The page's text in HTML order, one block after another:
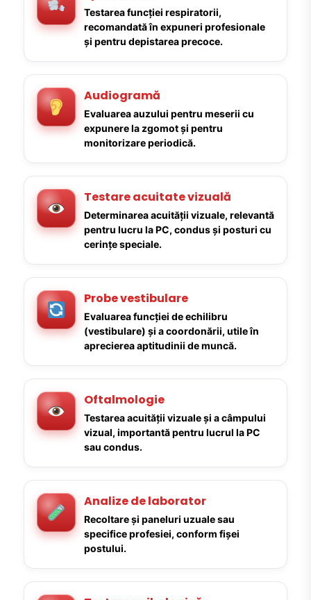
Testarea funcției respiratorii,
recomandată în expuneri profesionale
și pentru depistarea precoce.
Audiogramă
Evaluarea auzului pentru meserii cu
expunere la zgomot și pentru
monitorizare periodică.
Testare acuitate vizuală
Determinarea acuității vizuale, relevantă
pentru lucru la PC, condus și posturi cu
cerințe speciale.
Probe vestibulare
Evaluarea funcției de echilibru
(vestibulare) și a coordonării, utile în
aprecierea aptitudinii de muncă.
Oftalmologie
Testarea acuității vizuale și a câmpului
vizual, importantă pentru lucrul la PC
sau condus.
Analize de laborator
Recoltare și paneluri uzuale sau
specifice profesiei, conform fișei
postului.